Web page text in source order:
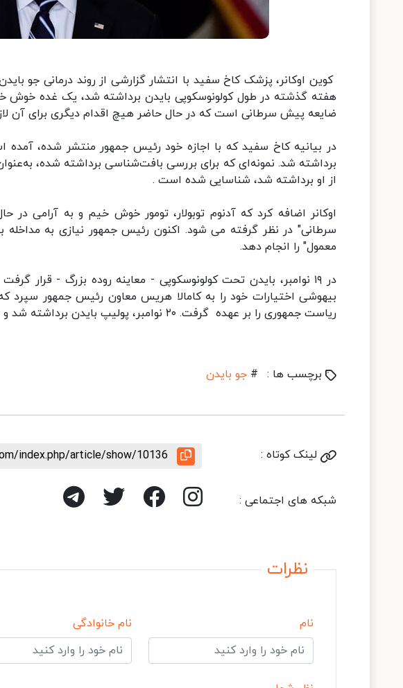
کوین اوکانر، پزشک کاخ سفید با انتشار گزارشی از روند درمانی جو
هفته گذشته در طول کولونوسکوپی بایدن برداشته شد، یک غده خوش
ضایعه پیش سرطانی است که در حال حاضر هیچ اقدام دیگری برای آن
از او برداشته شد، شناسایی شده است .
اوکانر اضافه کرد که آدنوم توبولار، تومور خوش خیم و به آرامی
سرطانی" در نظر گرفته می شود. اکنون رئیس جمهور نیازی به مداخله
معمول" را انجام دهد.
در ۱۹ نوامبر، بایدن تحت کولونوسکوپی - معاینه روده بزرگ -
بیهوشی اختیارات خود را به کامالا هریس معاون رئیس جمهور سپرد
ریاست جمهوری را بر عهده گرفت. ۲۰ نوامبر، پولیپ بایدن برداشته شد و عمل جراحی مربوطه بدون مشکل انجام گردید.
برچسب ها : # جو بایدن
لینک کوتاه : index.php/article/show/10136
شبکه های اجتماعی :
نظرات
نام نام خانوادگی